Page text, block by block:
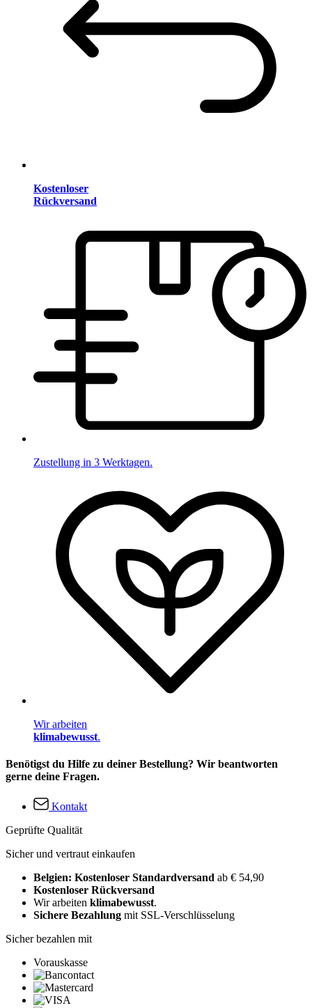
Kostenloser
Rückversand
Zustellung in 3 Werktagen.
Wir arbeiten
klimabewusst.
Benötigst du Hilfe zu deiner Bestellung? Wir beantworten
gerne deine Fragen.
Kontakt
Geprüfte Qualität
Sicher und vertraut einkaufen
Belgien: Kostenloser Standardversand ab € 54,90
Kostenloser Rückversand
Wir arbeiten klimabewusst.
Sichere Bezahlung mit SSL-Verschlüsselung
Sicher bezahlen mit
Vorauskasse